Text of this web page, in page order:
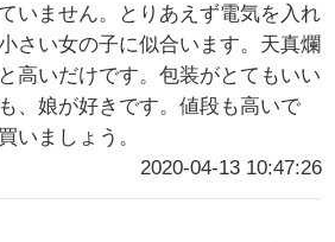
いません。とりあえず電気を入れ
さい女の子に似合います。天真爛
高いだけです。包装がとてもいい
、娘が好きです。値段も高いで
いましょう。
2020-04-13 10:47:26